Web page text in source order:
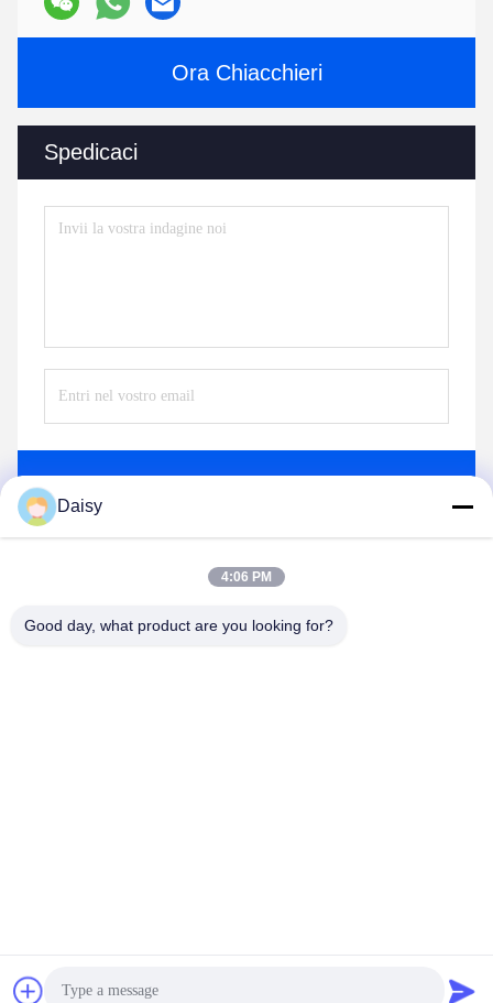
Ora Chiacchieri
Spedicaci
Technology Co., Ltd. . Tutti i diritti riservati.
Daisy
4:06 PM
Good day, what product are you looking for?